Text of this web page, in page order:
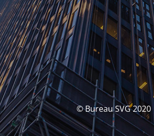
© Bureau SVG 2020